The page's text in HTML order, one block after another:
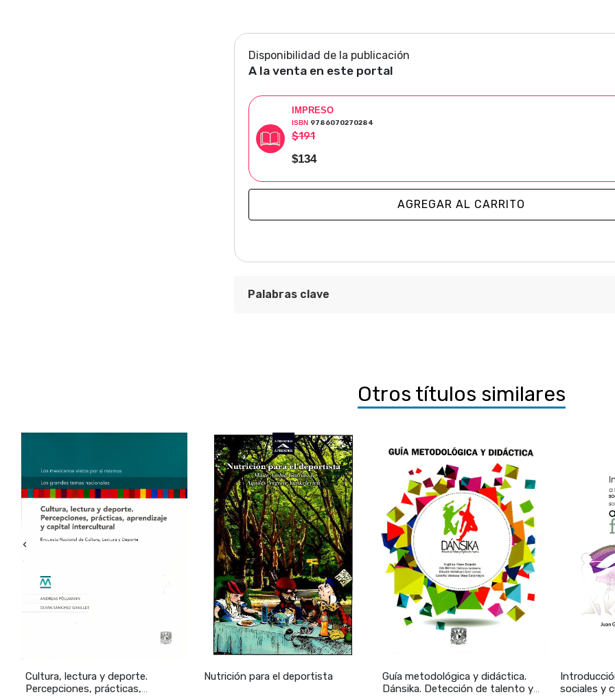
Disponibilidad de la publicación
A la venta en este portal
IMPRESO
ISBN 9786070270284
$191
$134
AGREGAR AL CARRITO
Palabras clave
aprendizaje y capital intercultural.
Área Temática
Dirección General de Publicaciones y Fomento Editorial
Otros títulos similares
Cultura, lectura y deporte.
Percepciones, prácticas,
Nutrición para el deportista
Guía metodológica y didáctica.
Dánsika. Detección de talento y
sociales y
‹